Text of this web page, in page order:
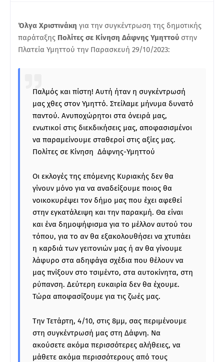
Όλγα Χριστινάκη για την συγκέντρωση της δημοτικής
παράταξης Πολίτες σε Κίνηση Δάφνης Υμηττού στην
Πλατεία Υμηττού την Παρασκευή 29/10/2023:
Παλμός και πίστη! Αυτή ήταν η συγκέντρωσή
μας χθες στον Υμηττό. Στείλαμε μήνυμα δυνατό
παντού. Ανυποχώρητοι στα όνειρά μας,
ενωτικοί στις διεκδικήσεις μας, αποφασισμένοι
να παραμείνουμε σταθεροί στις αξίες μας.
Πολίτες σε Κίνηση Δάφνης-Υμηττού
Οι εκλογές της επόμενης Κυριακής δεν θα
γίνουν μόνο για να αναδείξουμε ποιος θα
νοικοκυρέψει τον δήμο μας που έχει αφεθεί
στην εγκατάλειψη και την παρακμή. Θα είναι
και ένα δημοψήφισμα για το μέλλον αυτού του
τόπου, για το αν θα εξακολουθήσει να χτυπάει
η καρδιά των γειτονιών μας ή αν θα γίνουμε
λάφυρο στα αδηφάγα σχέδια που θέλουν να
μας πνίξουν στο τσιμέντο, στα αυτοκίνητα, στη
ρύπανση. Δεύτερη ευκαιρία δεν θα έχουμε.
Τώρα αποφασίζουμε για τις ζωές μας.
Την Τετάρτη, 4/10, στις 8μμ, σας περιμένουμε
στη συγκέντρωσή μας στη Δάφνη. Να
ακούσετε ακόμα περισσότερες αλήθειες, να
μάθετε ακόμα περισσότερους από τους